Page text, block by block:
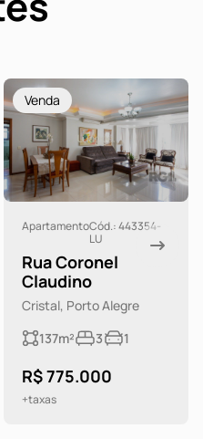
Venda
ApartamentoCód.: 443354-
LU
Rua Coronel
Claudino
Cristal, Porto Alegre
137m²
3 1
R$ 775.000
+taxas